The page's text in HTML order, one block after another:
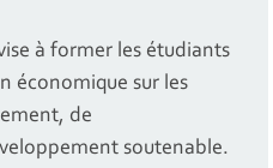
à former les étudiants
économique sur les
de
soutenable.